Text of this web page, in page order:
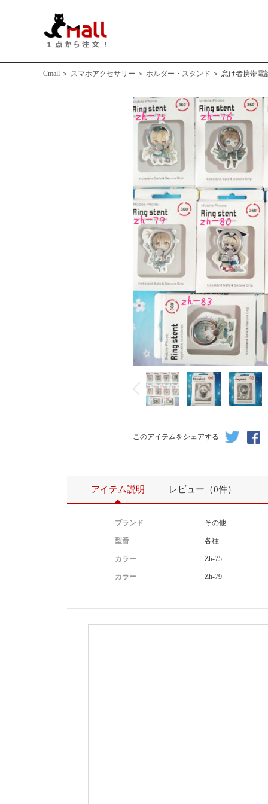
Cmall ＞ スマホアクセサリー ＞ ホルダー・スタンド ＞ 怠け者携帯電
このアイテムをシェアする
アイテム説明 レビュー（0件）
ブランド その他
型番 各種
カラー Zh-75
カラー Zh-79